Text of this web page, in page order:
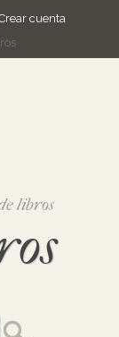
cuenta
libros